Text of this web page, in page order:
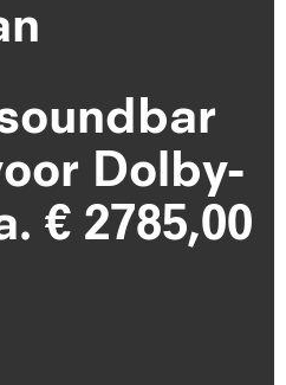
Dolby-
€ 2785,00